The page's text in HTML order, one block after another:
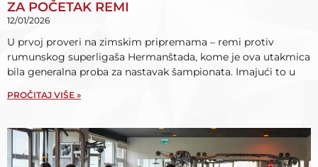
ZA POČETAK REMI
12/01/2026
U prvoj proveri na zimskim pripremama – remi protiv
rumunskog superligaša Hermanštada, kome je ova utakmica
bila generalna proba za nastavak šampionata. Imajući to u
PROČITAJ VIŠE »